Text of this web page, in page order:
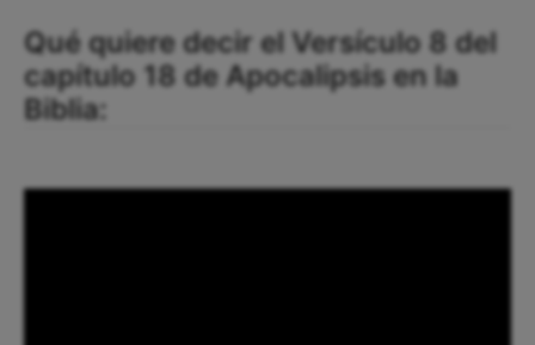
Qué quiere decir el Versículo 8 del
capítulo 18 de Apocalipsis en la
Biblia: